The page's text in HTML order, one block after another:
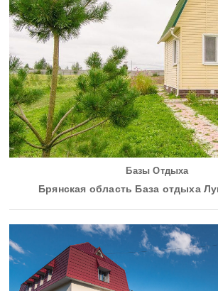
Базы Отдыха
Брянская область База отдыха